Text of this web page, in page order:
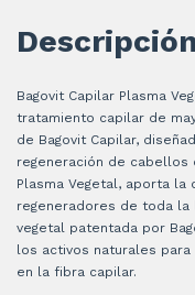
Bagovit Capilar Plasma
tratamiento capilar de
de Bagovit Capilar,
regeneración de cabellos
Plasma Vegetal, aporta
regeneradores de toda la
vegetal patentada por
los activos naturales
en la fibra capilar.